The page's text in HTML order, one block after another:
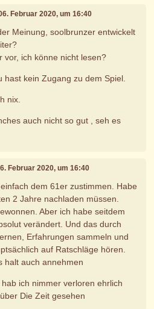
Februar 2020, um 16:40
Meinung, soolbrunzer entwickelt
vor, ich könne nicht lesen?
hast kein Zugang zu dem Spiel.
nix.
auch nicht so gut , seh es
Februar 2020, um 16:40
dem 61er zustimmen. Habe
2 Jahre nachladen müssen.
Aber ich habe seitdem
verändert. Und das durch
Erfahrungen sammeln und
auf Ratschläge hören.
halt auch annehmen
ich nimmer verloren ehrlich
Die Zeit gesehen